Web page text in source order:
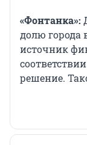
«Фонтанка»:
долю города
источник
решение.